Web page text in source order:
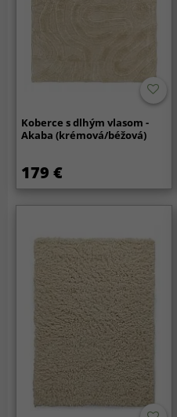
Koberce s dlhým vlasom -
Akaba (krémová/béžová)
179 €